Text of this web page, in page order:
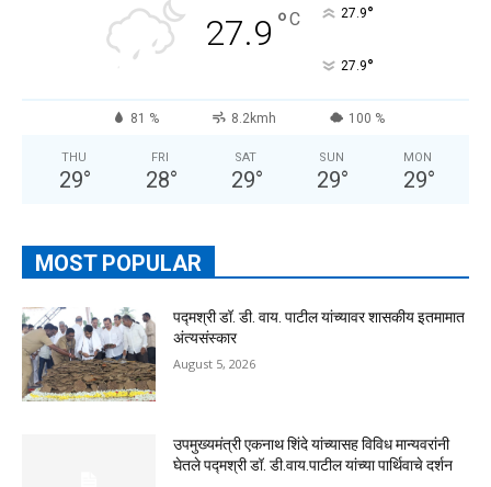
27.9 °C 27.9°
27.9°
81 % 8.2kmh 100 %
THU
29°
FRI
28°
SAT
29°
SUN
29°
MON
29°
MOST POPULAR
पद्मश्री डॉ. डी. वाय. पाटील यांच्यावर शासकीय इतमामात
अंत्यसंस्कार
August 5, 2026
उपमुख्यमंत्री एकनाथ शिंदे यांच्यासह विविध मान्यवरांनी
घेतले पद्मश्री डॉ. डी.वाय.पाटील यांच्या पार्थिवाचे दर्शन